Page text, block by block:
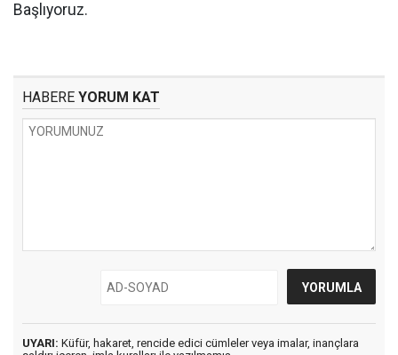
Başlıyoruz.
HABERE YORUM KAT
UYARI: Küfür, hakaret, rencide edici cümleler veya imalar, inançlara